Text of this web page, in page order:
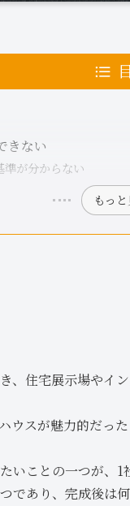
きない
準が分からない
もっ
、住宅展示場やイ
ウスが魅力的だっ
いことの一つが、1
であり、完成後は